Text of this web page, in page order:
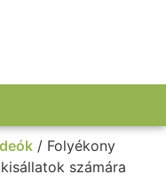
/ Folyékony
számára